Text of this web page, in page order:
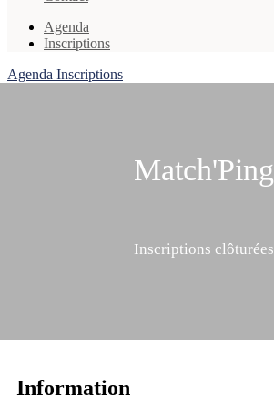
Agenda
Inscriptions
Agenda Inscriptions
Match'Ping
Inscriptions clôturées
Information